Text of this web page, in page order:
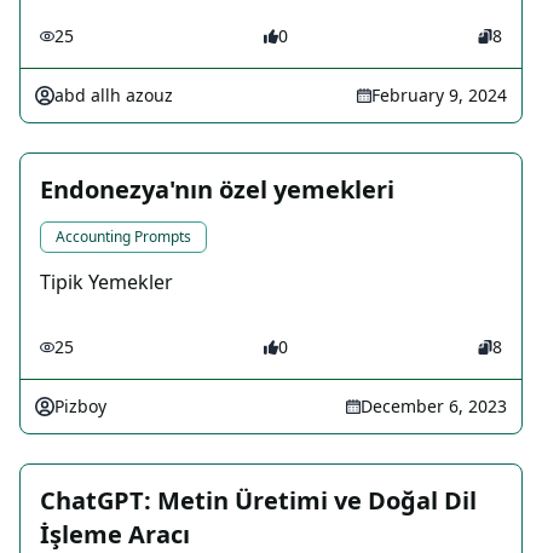
25 0 8
abd allh azouz February 9, 2024
Endonezya'nın özel yemekleri
Accounting Prompts
Tipik Yemekler
25 0 8
Pizboy December 6, 2023
ChatGPT: Metin Üretimi ve Doğal Dil
İşleme Aracı